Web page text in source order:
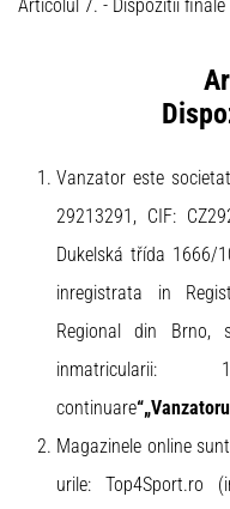
Articolul 7. - Dispozitii finale
Vanzator este
29213291, CIF:
Dukelská třída 1666/
inregistrata in
Regional din Brno,
continuare
Magazinele online
urile: Top4Sport.ro